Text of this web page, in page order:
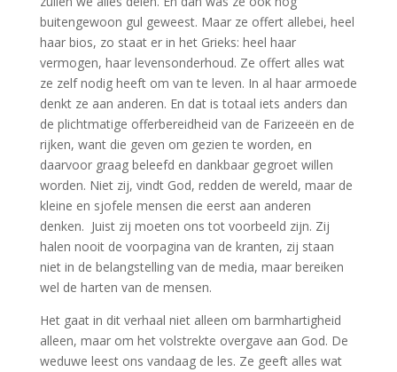
buitengewoon gul geweest. Maar ze offert allebei, heel
haar bios, zo staat er in het Grieks: heel haar
vermogen, haar levensonderhoud. Ze offert alles wat
ze zelf nodig heeft om van te leven. In al haar armoede
denkt ze aan anderen. En dat is totaal iets anders dan
de plichtmatige offerbereidheid van de Farizeeën en de
rijken, want die geven om gezien te worden, en
daarvoor graag beleefd en dankbaar gegroet willen
worden. Niet zij, vindt God, redden de wereld, maar de
kleine en sjofele mensen die eerst aan anderen
denken. Juist zij moeten ons tot voorbeeld zijn. Zij
halen nooit de voorpagina van de kranten, zij staan
niet in de belangstelling van de media, maar bereiken
wel de harten van de mensen.
Het gaat in dit verhaal niet alleen om barmhartigheid
alleen, maar om het volstrekte overgave aan God. De
weduwe leest ons vandaag de les. Ze geeft alles wat